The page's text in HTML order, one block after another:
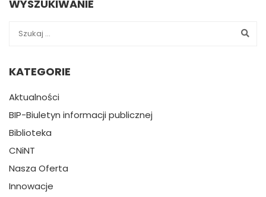
WYSZUKIWANIE
KATEGORIE
Aktualności
BIP-Biuletyn informacji publicznej
Biblioteka
CNiNT
Nasza Oferta
Innowacje